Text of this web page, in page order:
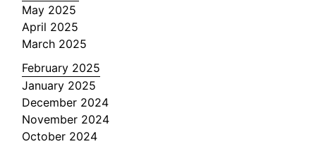
May 2025
April 2025
March 2025
February 2025
January 2025
December 2024
November 2024
October 2024